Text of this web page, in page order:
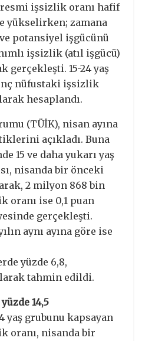
işsizlik oranı hafif
yükselirken; zamana
potansiyel işgücünü
işsizlik (atıl işgücü)
gerçekleşti. 15-24 yaş
nüfustaki işsizlik
hesaplandı.
(TÜİK), nisan ayına
açıkladı. Buna
15 ve daha yukarı yaş
nisanda bir önceki
2 milyon 868 bin
oranı ise 0,1 puan
gerçekleşti.
aynı ayına göre ise
yüzde 6,8,
tahmin edildi.
14,5
yaş grubunu kapsayan
oranı, nisanda bir